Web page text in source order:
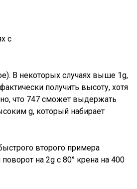
с
В некоторых случаях выше 1g,
получить высоту, хотя
что 747 сможет выдержать
g, который набирает
второго примера
на 2g с 80° крена на 400